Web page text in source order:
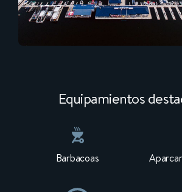
Equipamientos
Barbacoas